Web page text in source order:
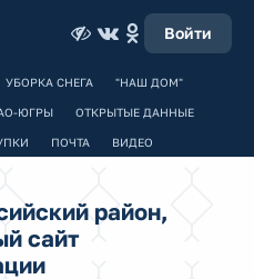
Войти
УБОРКА СНЕГА "НАШ ДОМ"
ЮГРЫ ОТКРЫТЫЕ ДАННЫЕ
ПОЧТА ВИДЕО
район,
сайт